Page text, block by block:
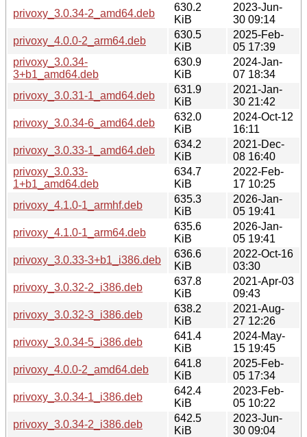
privoxy_3.0.34-2_amd64.deb
630.2
KiB
2023-Jun-
30 09:14
privoxy_4.0.0-2_arm64.deb
630.5
KiB
2025-Feb-
05 17:39
privoxy_3.0.34-
3+b1_amd64.deb
630.9
KiB
2024-Jan-
07 18:34
privoxy_3.0.31-1_amd64.deb
631.9
KiB
2021-Jan-
30 21:42
privoxy_3.0.34-6_amd64.deb
632.0
KiB
2024-Oct-12
16:11
privoxy_3.0.33-1_amd64.deb
634.2
KiB
2021-Dec-
08 16:40
privoxy_3.0.33-
1+b1_amd64.deb
634.7
KiB
2022-Feb-
17 10:25
privoxy_4.1.0-1_armhf.deb
635.3
KiB
2026-Jan-
05 19:41
privoxy_4.1.0-1_arm64.deb
635.6
KiB
2026-Jan-
05 19:41
privoxy_3.0.33-3+b1_i386.deb
636.6
KiB
2022-Oct-16
03:30
privoxy_3.0.32-2_i386.deb
637.8
KiB
2021-Apr-03
09:43
privoxy_3.0.32-3_i386.deb
638.2
KiB
2021-Aug-
27 12:26
privoxy_3.0.34-5_i386.deb
641.4
KiB
2024-May-
15 19:45
privoxy_4.0.0-2_amd64.deb
641.8
KiB
2025-Feb-
05 17:34
privoxy_3.0.34-1_i386.deb
642.4
KiB
2023-Feb-
05 10:22
privoxy_3.0.34-2_i386.deb
642.5
KiB
2023-Jun-
30 09:04